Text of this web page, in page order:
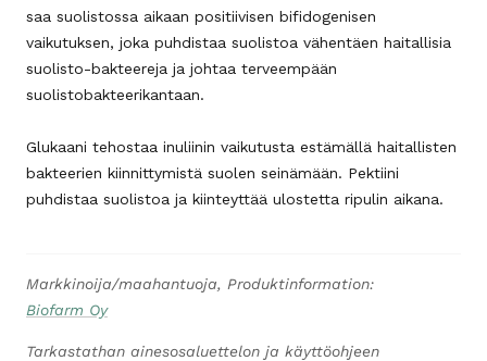
saa suolistossa aikaan positiivisen bifidogenisen
vaikutuksen, joka puhdistaa suolistoa vähentäen haitallisia
suolisto-bakteereja ja johtaa terveempään
suolistobakteerikantaan.
Glukaani tehostaa inuliinin vaikutusta estämällä haitallisten
bakteerien kiinnittymistä suolen seinämään. Pektiini
puhdistaa suolistoa ja kiinteyttää ulostetta ripulin aikana.
Markkinoija/maahantuoja, Produktinformation:
Biofarm Oy
Tarkastathan ainesosaluettelon ja käyttöohjeen